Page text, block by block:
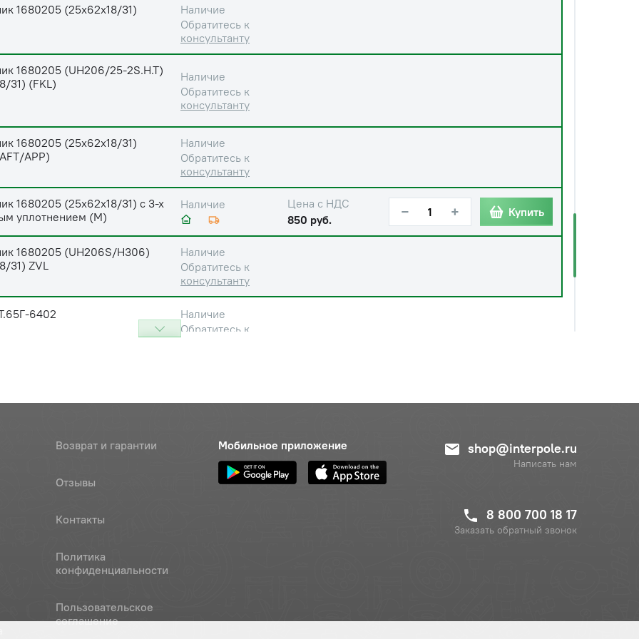
1680205 (25х62х18/31)
Наличие
Обратитесь к
консультанту
1680205 (UH206/25-2S.H.T)
31) (FKL)
Наличие
Обратитесь к
консультанту
1680205 (25х62х18/31)
APP)
Наличие
Обратитесь к
консультанту
1680205 (25х62х18/31) с 3-х
уплотнением (М)
Наличие
Цена с НДС
850 руб.
− + Купить
1680205 (UH206S/H306)
31) ZVL
Наличие
Обратитесь к
консультанту
6402
Наличие
Обратитесь к
консультанту
6402
Наличие
Обратитесь к
консультанту
23360
Наличие
Возврат и гарантии
Отзывы
Контакты
Политика
конфиденциальности
Пользовательское
соглашение
Мобильное приложение shop@interpole.ru
Написать нам
8 800 700 18 17
Заказать обратный звонок